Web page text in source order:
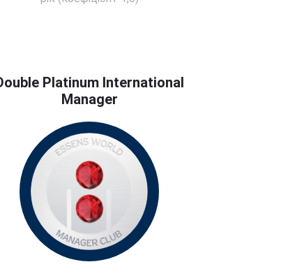
Platinum International
Manager